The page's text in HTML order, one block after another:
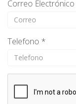
Correo
Telefono *